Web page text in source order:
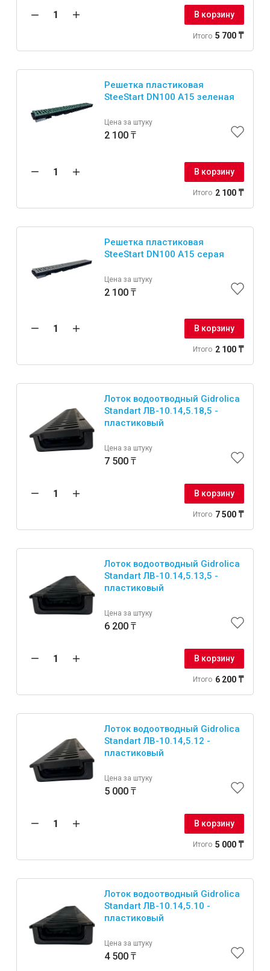
В корзину
Итого 5 700 ₸
Решетка пластиковая
SteeStart DN100 А15 зеленая
Цена за штуку
2 100 ₸
В корзину
Итого 2 100 ₸
Решетка пластиковая
SteeStart DN100 А15 серая
Цена за штуку
2 100 ₸
В корзину
Итого 2 100 ₸
Лоток водоотводный Gidrolica
Standart ЛВ-10.14,5.18,5 -
пластиковый
Цена за штуку
7 500 ₸
В корзину
Итого 7 500 ₸
Лоток водоотводный Gidrolica
Standart ЛВ-10.14,5.13,5 -
пластиковый
Цена за штуку
6 200 ₸
В корзину
Итого 6 200 ₸
Лоток водоотводный Gidrolica
Standart ЛВ-10.14,5.12 -
пластиковый
Цена за штуку
5 000 ₸
В корзину
Итого 5 000 ₸
Лоток водоотводный Gidrolica
Standart ЛВ-10.14,5.10 -
пластиковый
Цена за штуку
4 500 ₸